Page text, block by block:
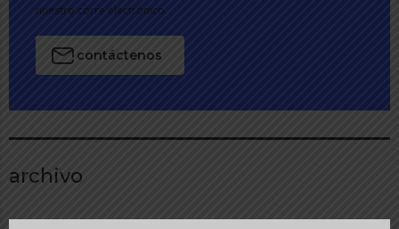
nuestro corre electrónico.
contáctenos
archivo